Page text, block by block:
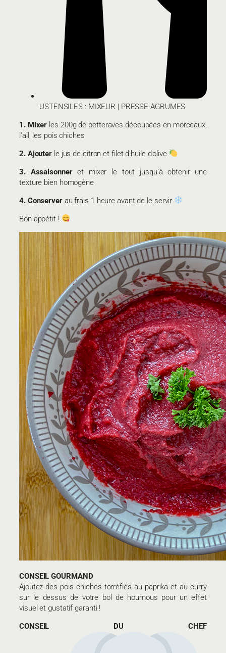
USTENSILES : MIXEUR | PRESSE-AGRUMES
1. Mixer les 200g de betteraves découpées en morceaux,
l’ail, les pois chiches
2. Ajouter le jus de citron et filet d’huile d’olive
3. Assaisonneret mixer le tout jusqu’à obtenir une
texture bien homogène
4. Conserver au frais 1 heure avant de le servir
Bon appétit !
CONSEIL GOURMAND
Ajoutez des pois chiches torréfiés au paprika et au curry
sur le dessus de votre bol de houmous pour un effet
visuel et gustatif garanti !
CONSEIL DU CHEF